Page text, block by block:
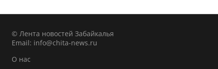
© Лента новостей Забайкалья
Email: info@chita-news.ru
О нас